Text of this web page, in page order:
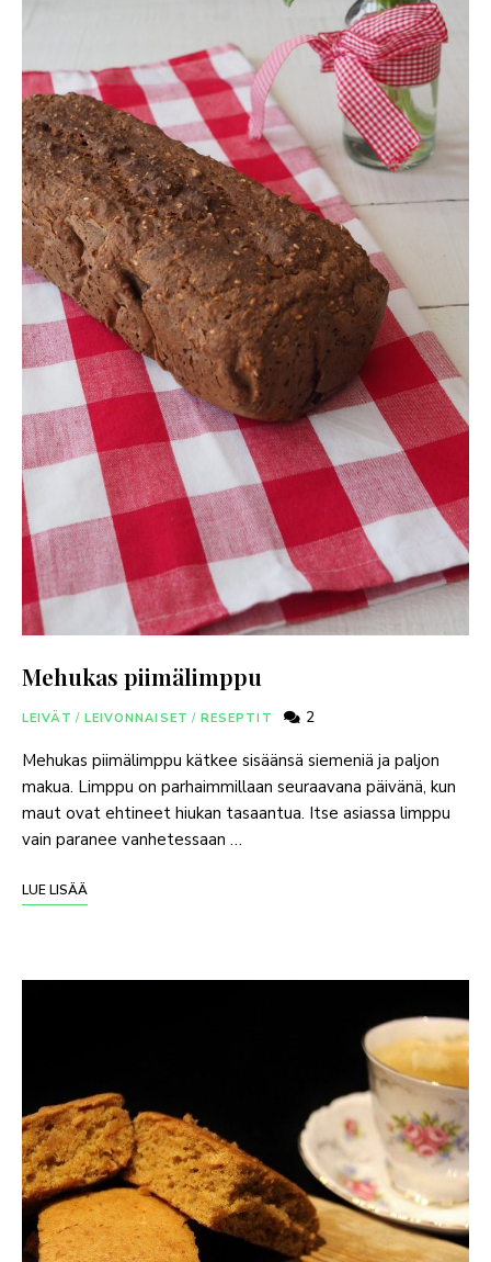
Mehukas piimälimppu
LEIVÄT / LEIVONNAISET / RESEPTIT 2
Mehukas piimälimppu kätkee sisäänsä siemeniä ja paljon
makua. Limppu on parhaimmillaan seuraavana päivänä, kun
maut ovat ehtineet hiukan tasaantua. Itse asiassa limppu
vain paranee vanhetessaan …
LUE LISÄÄ